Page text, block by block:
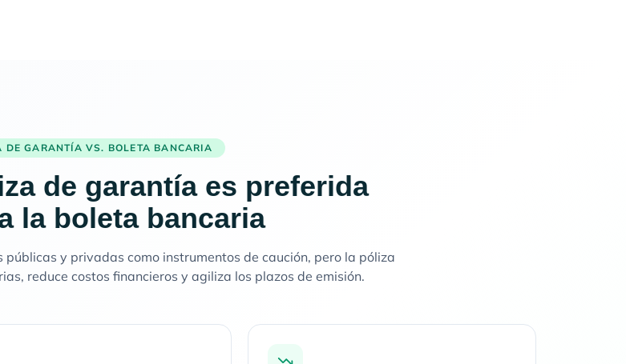
DE GARANTÍA VS. BOLETA BANCARIA
de garantía es preferida
la boleta bancaria
y privadas como instrumentos de caución, pero la póliza
reduce costos financieros y agiliza los plazos de emisión.